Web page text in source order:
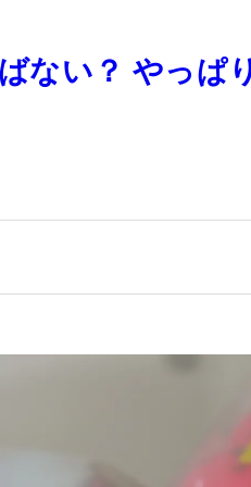
ない？ やっぱ